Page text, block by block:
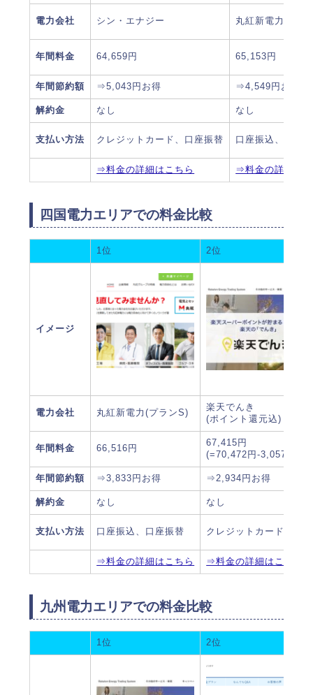
電力会社 シン・エナジー 丸紅新電力(プラ
年間料金 64,659円 65,153円
年間節約額 ⇒5,043円お得 ⇒4,549円お得
解約金 なし なし
支払い方法 クレジットカード、口座振替 口座振込、口座
⇒料金の詳細はこちら ⇒料金の詳細は
四国電力エリアでの料金比較
1位 2位
イメージ
電力会社 丸紅新電力(プランS)
楽天でんき
(ポイント還元込)
年間料金 66,516円
67,415円
(=70,472円-3,057P)
年間節約額 ⇒3,833円お得 ⇒2,934円お得
解約金 なし なし
支払い方法 口座振込、口座振替 クレジットカード
⇒料金の詳細はこちら ⇒料金の詳細はこちら
九州電力エリアでの料金比較
1位 2位